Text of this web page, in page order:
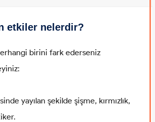
etkiler nelerdir?
birini fark ederseniz
yayılan şekilde şişme, kırmızlık,